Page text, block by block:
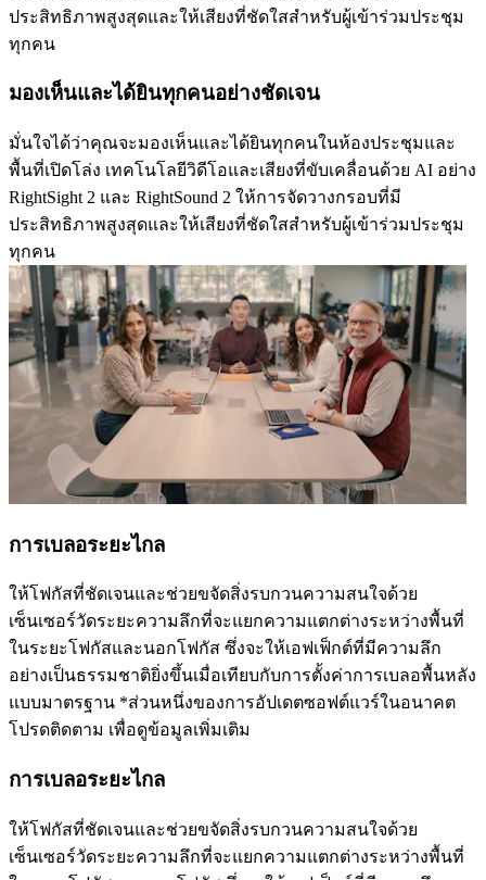
ประสิทธิภาพสูงสุดและให้เสียงที่ชัดใสสำหรับผู้เข้าร่วมประชุม
ทุกคน
มองเห็นและได้ยินทุกคนอย่างชัดเจน
มั่นใจได้ว่าคุณจะมองเห็นและได้ยินทุกคนในห้องประชุมและ
พื้นที่เปิดโล่ง เทคโนโลยีวิดีโอและเสียงที่ขับเคลื่อนด้วย AI อย่าง
RightSight 2 และ RightSound 2 ให้การจัดวางกรอบที่มี
ประสิทธิภาพสูงสุดและให้เสียงที่ชัดใสสำหรับผู้เข้าร่วมประชุม
ทุกคน
การเบลอระยะไกล
ให้โฟกัสที่ชัดเจนและช่วยขจัดสิ่งรบกวนความสนใจด้วย
เซ็นเซอร์วัดระยะความลึกที่จะแยกความแตกต่างระหว่างพื้นที่
ในระยะโฟกัสและนอกโฟกัส ซึ่งจะให้เอฟเฟ็กต์ที่มีความลึก
อย่างเป็นธรรมชาติยิ่งขึ้นเมื่อเทียบกับการตั้งค่าการเบลอพื้นหลัง
แบบมาตรฐาน *ส่วนหนึ่งของการอัปเดตซอฟต์แวร์ในอนาคต
โปรดติดตาม เพื่อดูข้อมูลเพิ่มเติม
การเบลอระยะไกล
ให้โฟกัสที่ชัดเจนและช่วยขจัดสิ่งรบกวนความสนใจด้วย
เซ็นเซอร์วัดระยะความลึกที่จะแยกความแตกต่างระหว่างพื้นที่